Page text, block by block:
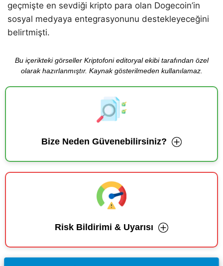
geçmişte en sevdiği kripto para olan Dogecoin’in
sosyal medyaya entegrasyonunu destekleyeceğini
belirtmişti.
Bu içerikteki görseller Kriptofoni editoryal ekibi tarafından özel
olarak hazırlanmıştır. Kaynak gösterilmeden kullanılamaz.
Bize Neden Güvenebilirsiniz?
Risk Bildirimi & Uyarısı